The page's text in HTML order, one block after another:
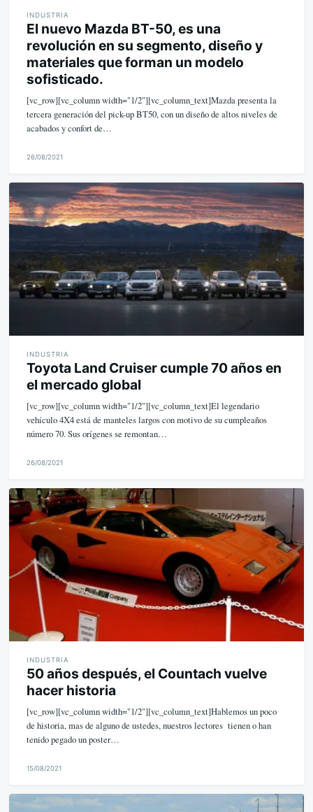
INDUSTRIA
El nuevo Mazda BT-50, es una
revolución en su segmento, diseño y
materiales que forman un modelo
sofisticado.
[vc_row][vc_column width="1/2"][vc_column_text]Mazda presenta la
tercera generación del pick-up BT50, con un diseño de altos niveles de
acabados y confort de…
e
26/08/2021
INDUSTRIA
Toyota Land Cruiser cumple 70 años en
el mercado global
[vc_row][vc_column width="1/2"][vc_column_text]El legendario
vehículo 4X4 está de manteles largos con motivo de su cumpleaños
número 70. Sus orígenes se remontan…
i
k
e
26/08/2021
INDUSTRIA
50 años después, el Countach vuelve
hacer historia
[vc_row][vc_column width="1/2"][vc_column_text]Hablemos un poco
de historia, mas de alguno de ustedes, nuestros lectores tienen o han
tenido pegado un poster…
15/08/2021